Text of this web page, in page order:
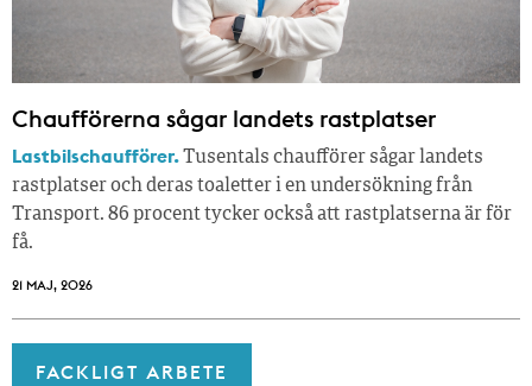
Chaufförerna sågar landets rastplatser
Lastbilschaufförer.Tusentals chaufförer sågar landets
rastplatser och deras toaletter i en undersökning från
Transport. 86 procent tycker också att rastplatserna är för
få.
21 MAJ, 2026
FACKLIGT ARBETE